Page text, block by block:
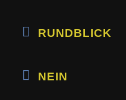
RUNDBLICK
NEIN